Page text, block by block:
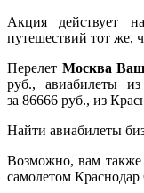
Акция действует
путешествий тот же,
Перелет Москва
руб., авиабилеты из
за 86666 руб., из
Найти авиабилеты
Возможно, вам также
самолетом